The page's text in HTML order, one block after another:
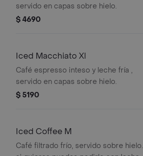
servido en capas sobre hielo.
$ 4690
Iced Macchiato Xl
Café espresso inteso y leche fría ,
servido en capas sobre hielo.
$ 5190
Iced Coffee M
Café filtrado frío, servido sobre hielo.